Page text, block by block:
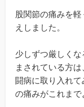
股関節の痛みを軽
えしました。
少しずつ厳しく
まされている方
闘病に取り入れ
の痛みがこれまで